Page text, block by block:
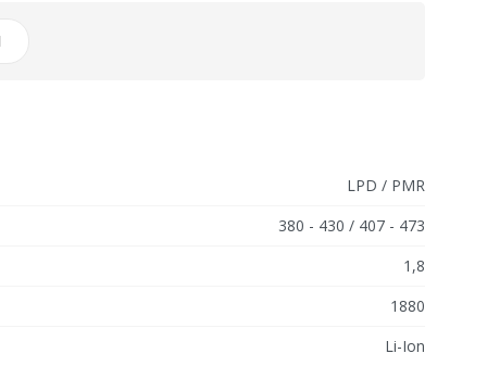
LPD / PMR
380 - 430 / 407 - 473
1,8
1880
Li-Ion